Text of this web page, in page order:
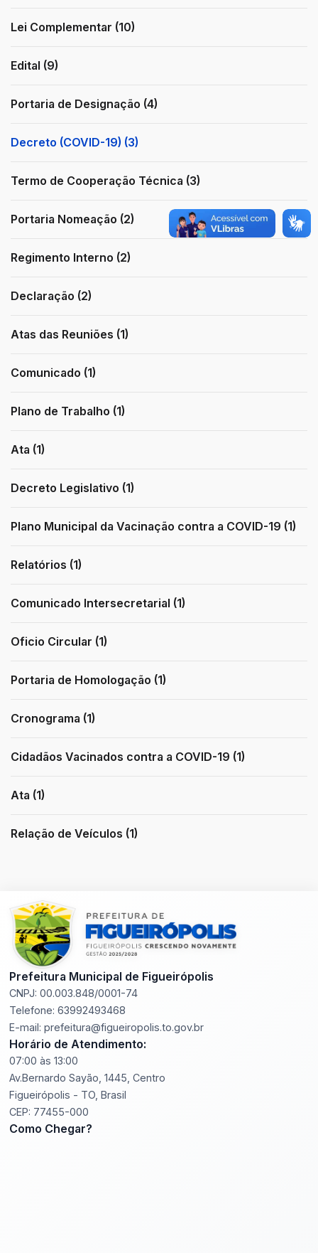
Lei Complementar (10)
Edital (9)
Portaria de Designação (4)
Decreto (COVID-19) (3)
Termo de Cooperação Técnica (3)
Portaria Nomeação (2)
Regimento Interno (2)
Declaração (2)
Atas das Reuniões (1)
Comunicado (1)
Plano de Trabalho (1)
Ata (1)
Decreto Legislativo (1)
Plano Municipal da Vacinação contra a COVID-19 (1)
Relatórios (1)
Comunicado Intersecretarial (1)
Oficio Circular (1)
Portaria de Homologação (1)
Cronograma (1)
Cidadãos Vacinados contra a COVID-19 (1)
Ata (1)
Relação de Veículos (1)
Prefeitura Municipal de Figueirópolis
CNPJ: 00.003.848/0001-74
Telefone: 63992493468
E-mail: prefeitura@figueiropolis.to.gov.br
Horário de Atendimento:
07:00 às 13:00
Av.Bernardo Sayão, 1445, Centro
Figueirópolis - TO, Brasil
CEP: 77455-000
Como Chegar?